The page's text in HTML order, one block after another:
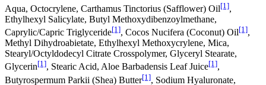
Aqua, Octocrylene, Carthamus Tinctorius (Safflower) Oil[1],
Ethylhexyl Salicylate, Butyl Methoxydibenzoylmethane,
Caprylic/Capric Triglyceride[1], Cocos Nucifera (Coconut) Oil[1],
Methyl Dihydroabietate, Ethylhexyl Methoxycrylene, Mica,
Stearyl/Octyldodecyl Citrate Crosspolymer, Glyceryl Stearate,
Glycerin[1], Stearic Acid, Aloe Barbadensis Leaf Juice[1],
Butyrospermum Parkii (Shea) Butter[1], Sodium Hyaluronate,